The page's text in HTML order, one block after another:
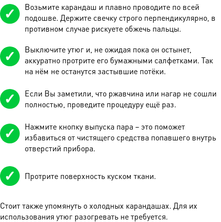
Возьмите карандаш и плавно проводите по всей
подошве. Держите свечку строго перпендикулярно, в
противном случае рискуете обжечь пальцы.
Выключите утюг и, не ожидая пока он остынет,
аккуратно протрите его бумажными салфетками. Так
на нём не останутся застывшие потёки.
Если Вы заметили, что ржавчина или нагар не сошли
полностью, проведите процедуру ещё раз.
Нажмите кнопку выпуска пара – это поможет
избавиться от чистящего средства попавшего внутрь
отверстий прибора.
Протрите поверхность куском ткани.
Стоит также упомянуть о холодных карандашах. Для их
использования утюг разогревать не требуется.